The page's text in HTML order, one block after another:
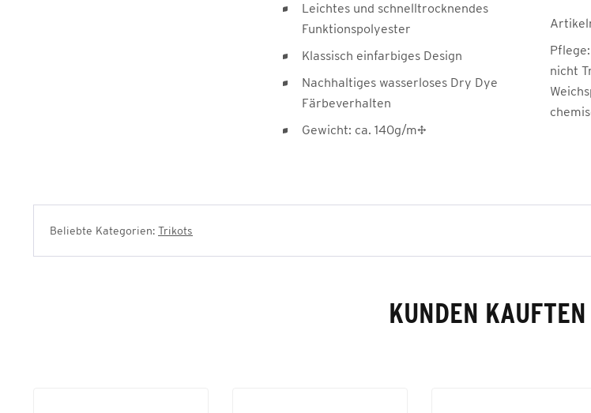
Leichtes und schnelltrocknendes
Funktionspolyester
Klassisch einfarbiges Design
Nachhaltiges wasserloses Dry Dye
Färbeverhalten
Gewicht: ca. 140g/m²
Pflege:
nicht
Beliebte Kategorien: Trikots
KUNDEN